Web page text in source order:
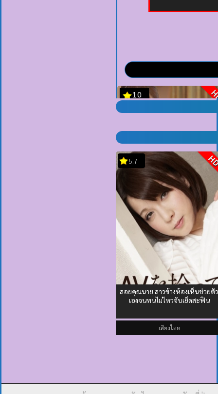
5.7
สอยคุณนาย สาวข้างห้องเห็นช่วยตั
เองจนทนไม่ไหวจับเย็ดสะฟิน
เสียงไทย